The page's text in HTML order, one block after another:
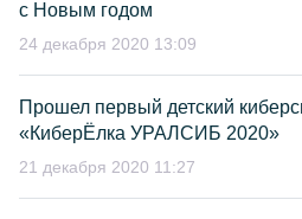
с Новым годом
24 декабря 2020 13:09
Прошел первый детский
«КиберЁлка УРАЛСИБ 2020»
21 декабря 2020 11:27